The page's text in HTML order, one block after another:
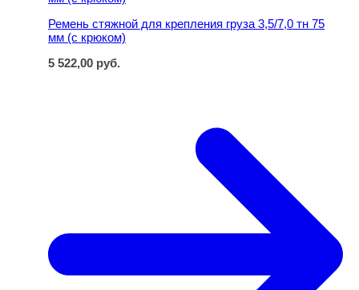
Ремень стяжной для крепления груза 3,5/7,0 тн 75
мм (с крюком)
5 522,00 руб.